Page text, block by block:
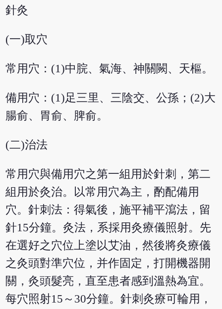
針灸
(一)取穴
常用穴：(1)中脘、氣海、神關闕、天樞。
備用穴：(1)足三里、三陰交、公孫；(2)大
腸俞、胃俞、脾俞。
(二)治法
常用穴與備用穴之第一組用於針刺，第二
組用於灸治。以常用穴為主，酌配備用
穴。針刺法：得氣後，施平補平瀉法，留
針15分鐘。灸法，系採用灸療儀照射。先
在選好之穴位上塗以艾油，然後將灸療儀
之灸頭對準穴位，并作固定，打開機器開
關，灸頭髮亮，直至患者感到溫熱為宜。
每穴照射15～30分鐘。針刺灸療可輪用，